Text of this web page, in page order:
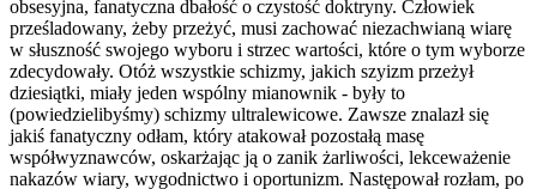
obsesyjna, fanatyczna dbałość o czystość doktryny. Człowiek
prześladowany, żeby przeżyć, musi zachować niezachwianą wiarę
w słuszność swojego wyboru i strzec wartości, które o tym wyborze
zdecydowały. Otóż wszystkie schizmy, jakich szyizm przeżył
dziesiątki, miały jeden wspólny mianownik - były to
(powiedzielibyśmy) schizmy ultralewicowe. Zawsze znalazł się
jakiś fanatyczny odłam, który atakował pozostałą masę
współwyznawców, oskarżając ją o zanik żarliwości, lekceważenie
nakazów wiary, wygodnictwo i oportunizm. Następował rozłam, po